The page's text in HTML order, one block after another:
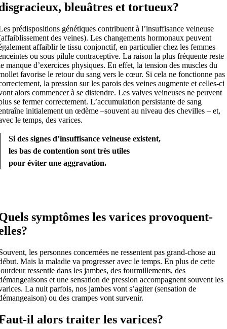
bleuâtres et tortueux?
prédispositions génétiques contribuent à l’insuffisance veineuse
des veines). Les changements hormonaux peuvent
affaiblir le tissu conjonctif, en particulier chez les femmes
ou sous pilule contraceptive. La raison la plus fréquente reste
manque d’exercices physiques. En effet, la tension des muscles du
favorise le retour du sang vers le cœur. Si cela ne fonctionne pas
la pression sur les parois des veines augmente et celles-ci
alors commencer à se distendre. Les valves veineuses ne peuvent
se fermer correctement. L’accumulation persistante de sang
initialement un œdème –souvent au niveau des chevilles – et,
le temps, des varices.
Si des signes d’insuffisance veineuse existent,
les bas de contention sont très utiles
pour éviter une aggravation.
symptômes les varices provoquent-
les personnes concernées ne ressentent pas grand-chose au
Mais la maladie va progresser avec le temps. En plus de cette
ressentie dans les jambes, des fourmillements, des
et une sensation de pression accompagnent souvent les
La nuit parfois, nos jambes vont s’agiter (sensation de
ou des crampes vont survenir.
il alors traiter les varices?